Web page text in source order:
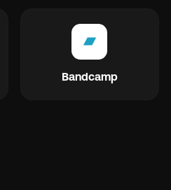
Bandcamp